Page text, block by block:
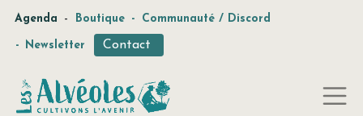
Agenda - Boutique - Communauté / Discord
- Newsletter Contact